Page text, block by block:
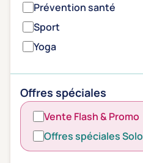
Prévention santé
Sport
Yoga
Offres spéciales
Vente Flash & Promo
Offres spéciales Solo